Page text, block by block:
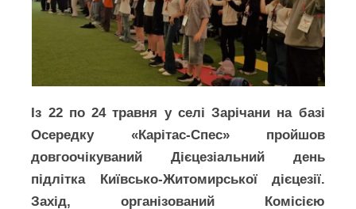
Із 22 по 24 травня у селі Зарічани на базі
Осередку «Карітас-Спес» пройшов
довгоочікуваний Дієцезіальний день
підлітка Київсько-Житомирської дієцезії.
Захід, організований Комісією